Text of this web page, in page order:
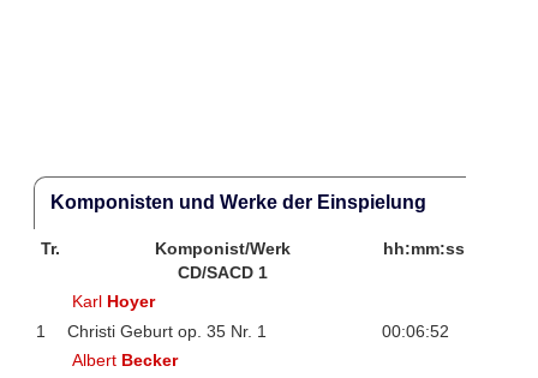
Komponisten und Werke der Einspielung
Tr. Komponist/Werk
hh:mm:ss
CD/SACD 1
Karl Hoyer
1
Christi Geburt op. 35 Nr. 1
00:06:52
Albert Becker